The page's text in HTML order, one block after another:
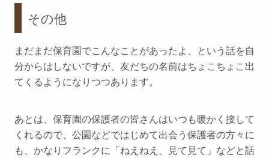
その他
まだまだ保育園でこんなことがあったよ、という話を自
分からはしないですが、友だちの名前はちょこちょこ出
てくるようになりつつあります。
あとは、保育園の保護者の皆さんはいつも暖かく接して
くれるので、公園などではじめて出会う保護者の方々に
も、かなりフランクに「ねえねえ、見て見て」などと話